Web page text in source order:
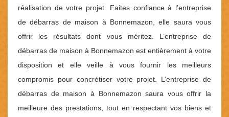
réalisation de votre projet. Faites confiance à l’entreprise
de débarras de maison à Bonnemazon, elle saura vous
offrir les résultats dont vous méritez. L’entreprise de
débarras de maison à Bonnemazon est entièrement à votre
disposition et elle veille à vous fournir les meilleurs
compromis pour concrétiser votre projet. L’entreprise de
débarras de maison à Bonnemazon saura vous offrir la
meilleure des prestations, tout en respectant vos biens et